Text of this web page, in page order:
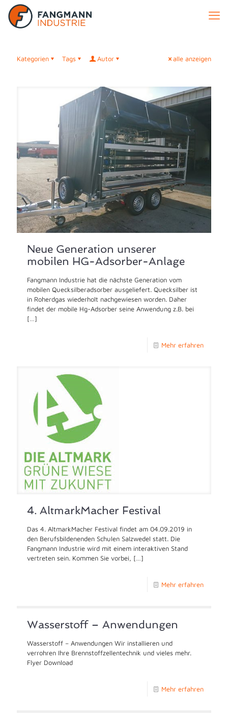
Kategorien Tags Autor alle anzeigen
Neue Generation unserer
mobilen HG-Adsorber-Anlage
Fangmann Industrie hat die nächste Generation vom
mobilen Quecksilberadsorber ausgeliefert. Quecksilber ist
in Roherdgas wiederholt nachgewiesen worden. Daher
findet der mobile Hg-Adsorber seine Anwendung z.B. bei
[…]
Mehr erfahren
4. AltmarkMacher Festival
Das 4. AltmarkMacher Festival findet am 04.09.2019 in
den Berufsbildenenden Schulen Salzwedel statt. Die
Fangmann Industrie wird mit einem interaktiven Stand
vertreten sein. Kommen Sie vorbei,
[…]
Mehr erfahren
Wasserstoff – Anwendungen
Wasserstoff – Anwendungen Wir installieren und
verrohren Ihre Brennstoffzellentechnik und vieles mehr.
Flyer Download
Mehr erfahren